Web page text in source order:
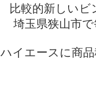
比較的新しい
埼玉県狭山市
ハイエースに商